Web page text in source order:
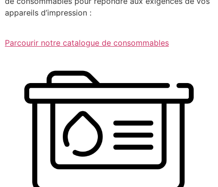
appareils d’impression :
Parcourir notre catalogue de consommables